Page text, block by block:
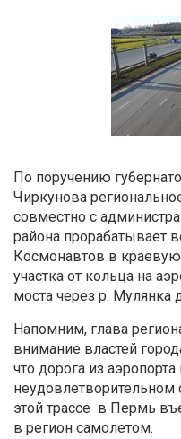
По поручению
Чиркунова
совместно с
района прорабатывает
Космонавтов в краевую
участка от кольца на
моста через р. Мулянка
Напомним, глава
внимание властей
что дорога из аэропорта
неудовлетворительном
этой трассе в Пермь
в регион самолетом.